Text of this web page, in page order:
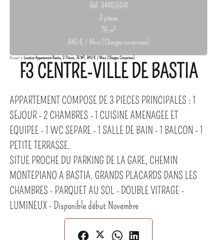
Réf. 344105641
3 pièces
76 m²
840 € / Mois (Charges comprises)
Accueil Location Appartement Bastia, 3 Pièces, 76 M², 840 € / Mois (Charges Comprises)
F3 CENTRE-VILLE DE BASTIA
APPARTEMENT COMPOSE DE 3 PIECES PRINCIPALES : 1
SEJOUR - 2 CHAMBRES - 1 CUISINE AMENAGEE ET
EQUIPEE - 1 WC SEPARE - 1 SALLE DE BAIN - 1 BALCON - 1
PETITE TERRASSE.
SITUE PROCHE DU PARKING DE LA GARE, CHEMIN
MONTEPIANO A BASTIA. GRANDS PLACARDS DANS LES
CHAMBRES - PARQUET AU SOL - DOUBLE VITRAGE -
LUMINEUX - Disponible début Novembre